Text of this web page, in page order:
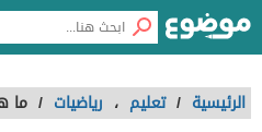
الرئيسية / تعليم ، رياضيات / ما